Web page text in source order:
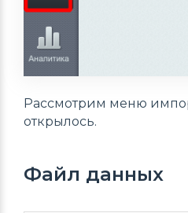
Рассмотрим меню
открылось.
Файл данных